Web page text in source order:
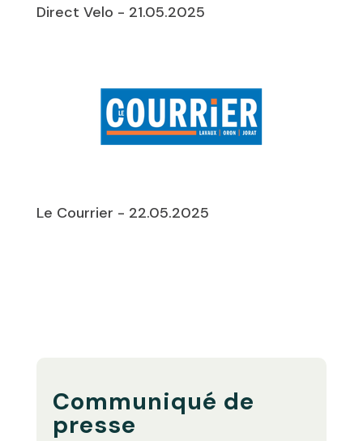
Direct Velo - 21.05.2025
Le Courrier - 22.05.2025
Communiqué de
presse